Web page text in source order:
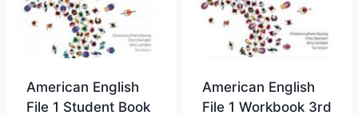
American English
File 1 Student Book
American English
File 1 Workbook 3rd